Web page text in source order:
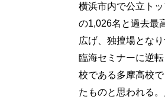
横浜市内で公立ト
の1,026名と過去最
広げ、独擅場とな
臨海セミナーに逆
校である多摩高校
たものと思われる